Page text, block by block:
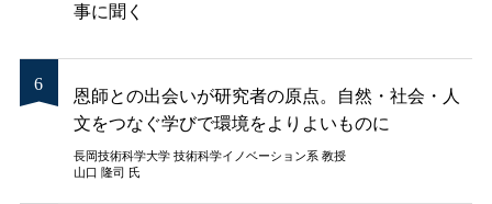
事に聞く
恩師との出会いが研究者の原点。自然・社会・人
文をつなぐ学びで環境をよりよいものに
長岡技術科学大学 技術科学イノベーション系 教授
山口 隆司 氏